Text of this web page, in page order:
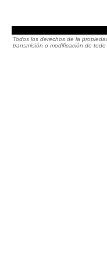
Todos los derechos de la
transmisión o modificación de